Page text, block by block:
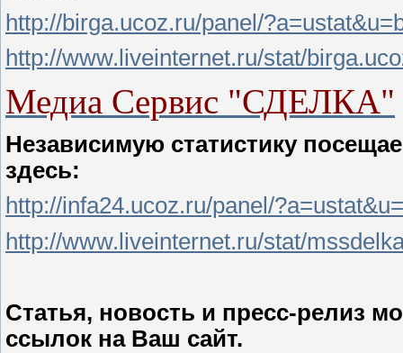
http://birga.ucoz.ru/panel/
http://www.liveinternet.ru/stat/
Медиа Сервис "СДЕЛКА"
Независимую статистику
здесь:
http://infa24.ucoz.ru/panel/
http://www.liveinternet.ru/stat/
Статья, новость и пресс-релиз
ссылок на Ваш сайт.